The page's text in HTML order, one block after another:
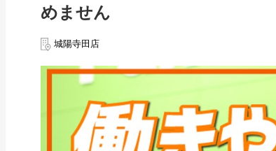
めません
城陽寺田店